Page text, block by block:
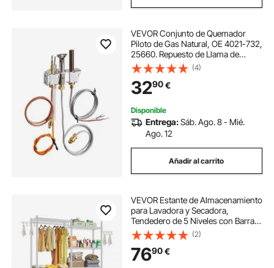
VEVOR Conjunto de Quemador
Piloto de Gas Natural, OE 4021-732,
25660. Repuesto de Llama de
Encendido de Gas para Chimenea
con Tubo de Encendido, Termopar,
Termopila y Cables, para Heatilator
(4)
3290€
Disponible
Entrega:Sáb. Ago. 8 - Mié.
Ago. 12
Añadir al carrito
VEVOR Estante de Almacenamiento
para Lavadora y Secadora,
Tendedero de 5 Niveles con Barra y
Ganchos, Estantes Ajustables de
dos Filas para Lavadora, Ahorra
Espacio para Lavadero, Color
Blanco
(2)
7690€